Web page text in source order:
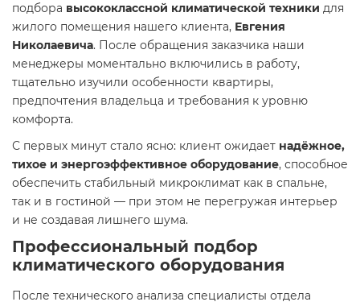
подбора высококлассной климатической техники для
жилого помещения нашего клиента, Евгения
Николаевича. После обращения заказчика наши
менеджеры моментально включились в работу,
тщательно изучили особенности квартиры,
предпочтения владельца и требования к уровню
комфорта.
С первых минут стало ясно: клиент ожидает надёжное,
тихое и энергоэффективное оборудование, способное
обеспечить стабильный микроклимат как в спальне,
так и в гостиной — при этом не перегружая интерьер
и не создавая лишнего шума.
Профессиональный подбор
климатического оборудования
После технического анализа специалисты отдела